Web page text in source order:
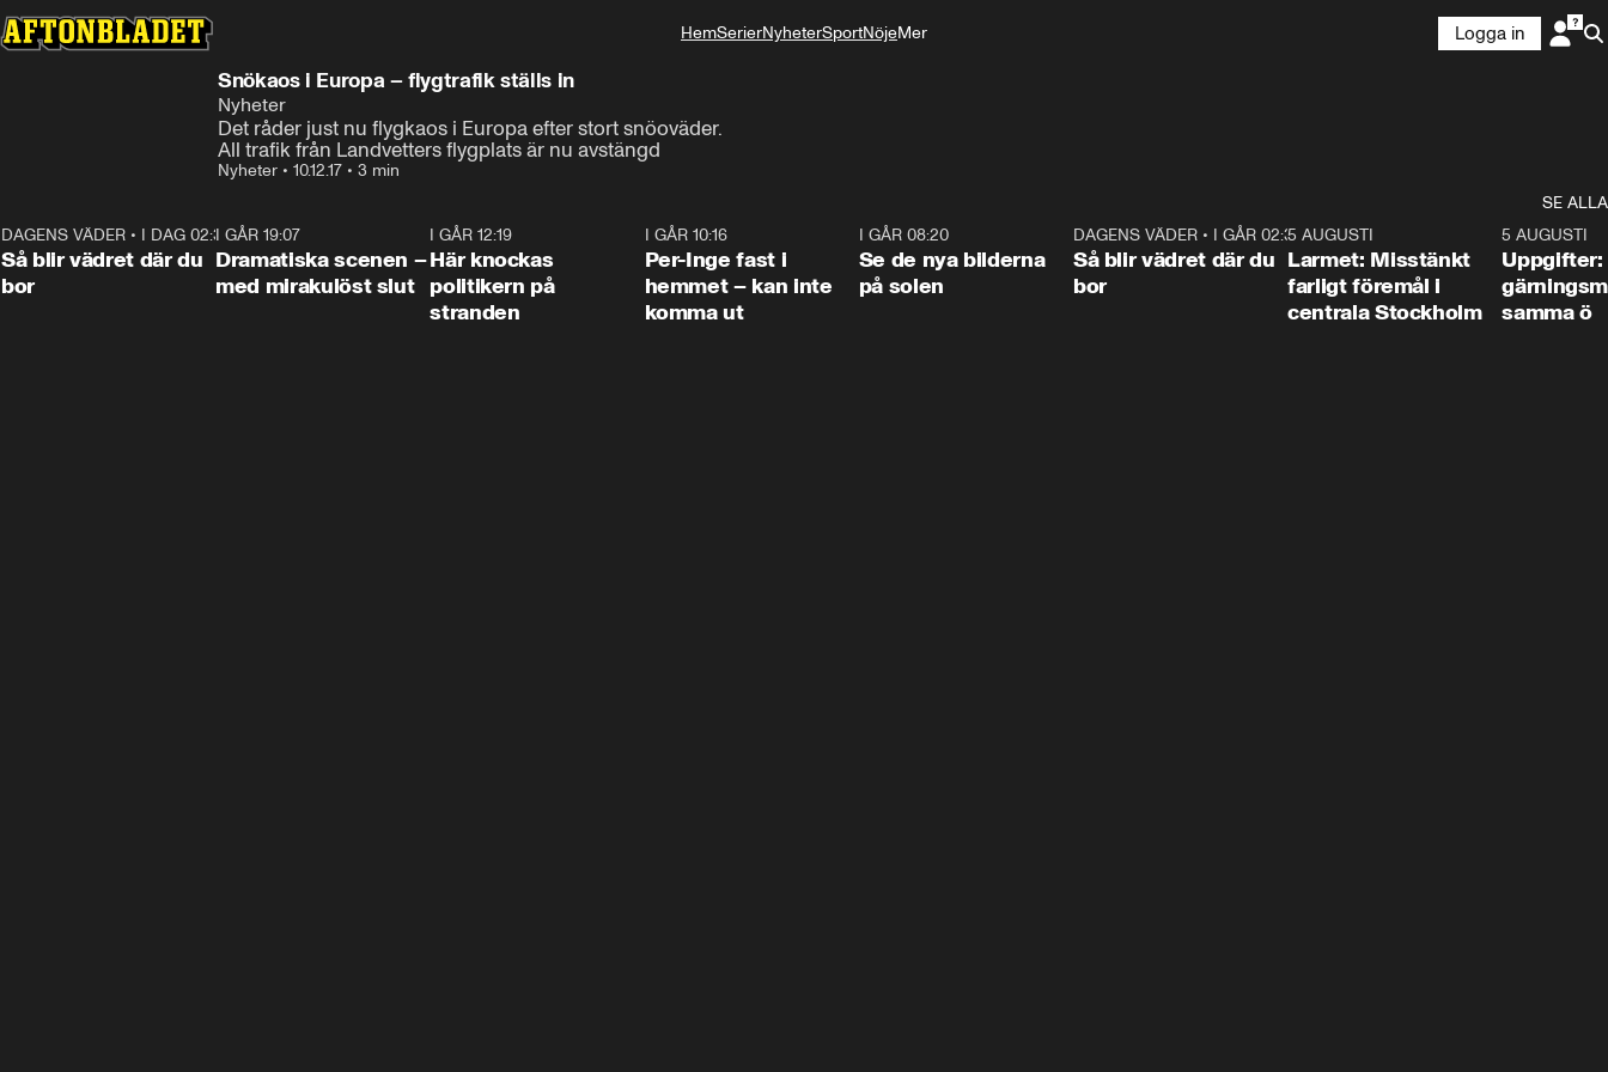
HemSerierNyheterSportNöjeMer
Logga in
Snökaos i Europa – flygtrafik ställs in
Nyheter
Det råder just nu flygkaos i Europa efter stort snöoväder.
All trafik från Landvetters flygplats är nu avstängd
Nyheter • 10.12.17 • 3 min
SE ALLA
1:06
DAGENS VÄDER • I DAG 02:30
Så blir vädret där du
bor
I GÅR 19:07
Dramatiska scenen –
med mirakulöst slut
I GÅR 12:19
Här knockas
politikern på
stranden
I GÅR 10:16
Per-Inge fast i
hemmet – kan inte
komma ut
I GÅR 08:20
Se de nya bilderna
på solen
1:06
DAGENS VÄDER• I GÅR 02:30
Så blir vädret där du
bor
0:35
5 AUGUSTI
Larmet: Misstänkt
farligt föremål i
centrala Stockholm
5 AUGUSTI
Uppgifter:
samma ö